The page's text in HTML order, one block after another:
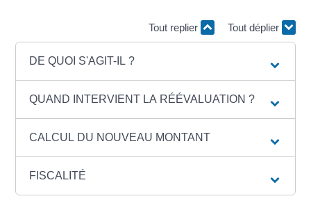
Tout replier Tout déplier
DE QUOI S'AGIT-IL ?
QUAND INTERVIENT LA RÉÉVALUATION ?
CALCUL DU NOUVEAU MONTANT
FISCALITÉ